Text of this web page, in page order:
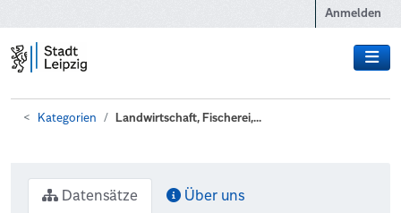
Anmelden
Kategorien Landwirtschaft, Fischerei,...
Datensätze Über uns